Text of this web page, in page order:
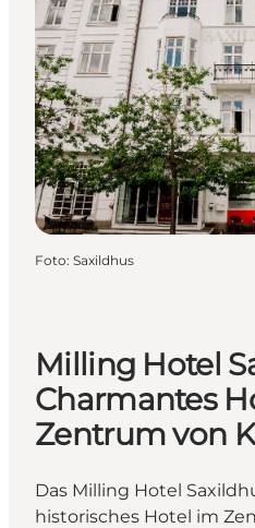
Foto: Saxildhus
Milling Hotel
Charmantes
Zentrum von
Das Milling Hotel
historisches Hotel im